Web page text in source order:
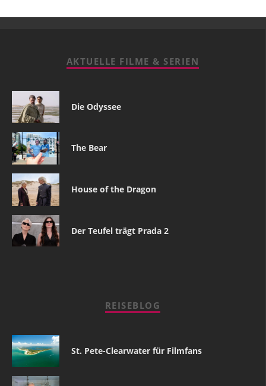
AKTUELLE FILME & SERIEN
Die Odyssee
The Bear
House of the Dragon
Der Teufel trägt Prada 2
REISEBLOG
St. Pete-Clearwater für Filmfans